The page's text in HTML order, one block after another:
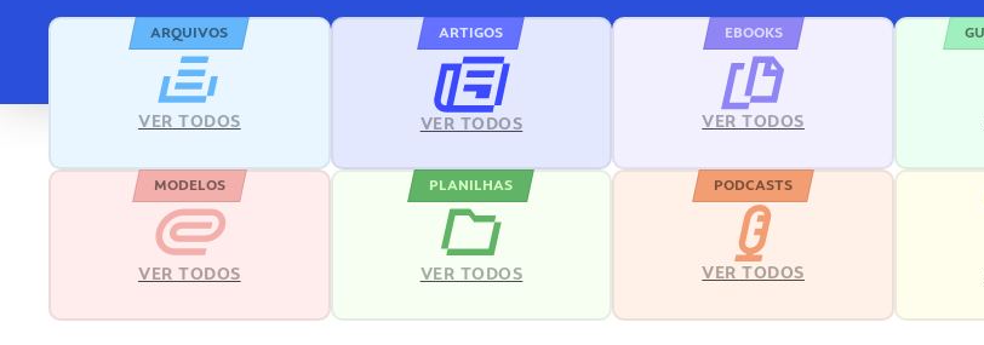
ARQUIVOS
VER TODOS
ARTIGOS
VER TODOS
EBOOKS
VER TODOS
MODELOS
VER TODOS
PLANILHAS
VER TODOS
PODCASTS
VER TODOS